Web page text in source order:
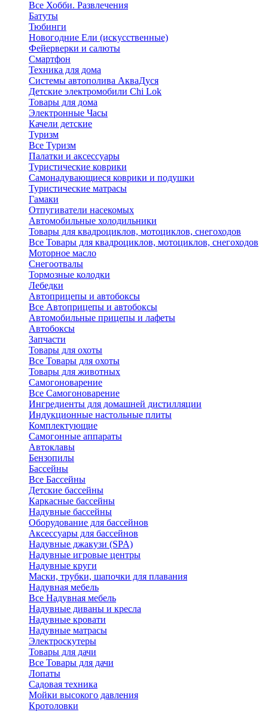
Все Хобби. Развлечения
Батуты
Тюбинги
Новогодние Ели (искусственные)
Фейерверки и салюты
Смартфон
Техника для дома
Системы автополива АкваДуся
Детские электромобили Chi Lok
Товары для дома
Электронные Часы
Качели детские
Туризм
Все Туризм
Палатки и аксессуары
Туристические коврики
Самонадувающиеся коврики и подушки
Туристические матрасы
Гамаки
Отпугиватели насекомых
Автомобильные холодильники
Товары для квадроциклов, мотоциклов, снегоходов
Все Товары для квадроциклов, мотоциклов, снегоходов
Моторное масло
Снегоотвалы
Тормозные колодки
Лебедки
Автоприцепы и автобоксы
Все Автоприцепы и автобоксы
Автомобильные прицепы и лафеты
Автобоксы
Запчасти
Товары для охоты
Все Товары для охоты
Товары для животных
Самогоноварение
Все Самогоноварение
Ингредиенты для домашней дистилляции
Индукционные настольные плиты
Комплектующие
Самогонные аппараты
Автоклавы
Бензопилы
Бассейны
Все Бассейны
Детские бассейны
Каркасные бассейны
Надувные бассейны
Оборудование для бассейнов
Аксессуары для бассейнов
Надувные джакузи (SPA)
Надувные игровые центры
Надувные круги
Маски, трубки, шапочки для плавания
Надувная мебель
Все Надувная мебель
Надувные диваны и кресла
Надувные кровати
Надувные матрасы
Электроскутеры
Товары для дачи
Все Товары для дачи
Лопаты
Садовая техника
Мойки высокого давления
Кротоловки